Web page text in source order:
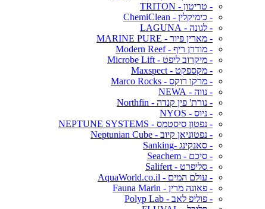
- טריטון - TRITON
- כימיקלין - ChemiClean
- לגונה - LAGUNA
- מארין פיור - MARINE PURE
- מודרן ריף - Modern Reef
- מיקרוב ליפט - Microbe Lift
- מקספקט - Maxspect
- מרקו רוקס - Marco Rocks
- נווה - NEWA
- נורת' פין קנדה - Northfin
- ניוס - NYOS
- נפטון סיסטמס - NEPTUNE SYSTEMS
- נפטוניאן קיוב - Neptunian Cube
- סאנקינג -Sanking
- סיכם - Seachem
- סליפרט - Salifert
- עולם המים - AquaWorld.co.il
- פאונה מרין - Fauna Marin
- פוליפ לאב - Polyp Lab